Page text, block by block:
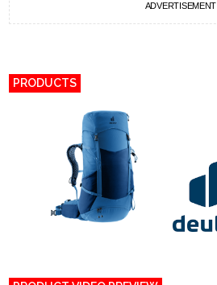
ADVERTISEMENT
PRODUCTS